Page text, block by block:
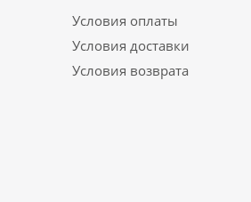
Условия оплаты
Условия доставки
Условия возврата